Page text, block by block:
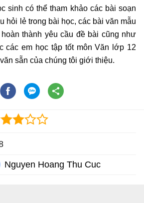
sinh có thể tham khảo các bài soạn
hỏi lẻ trong bài học, các bài văn mẫu
thành yêu cầu đề bài cũng như
các em học tập tốt môn Văn lớp 12
sẵn của chúng tôi giới thiệu.
Nguyen Hoang Thu Cuc